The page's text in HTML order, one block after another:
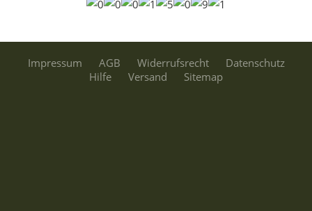
Impressum AGB Widerrufsrecht
Datenschutz
Hilfe
Versand Sitemap